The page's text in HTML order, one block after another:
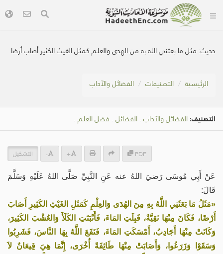
حديث: مثل ما بعثني الله به من الهدى والعلم كمثل الغيث الكثير أصاب أرضا
الرئيسية التصنيفات الفضائل والآداب
التصنيف: الفضائل والآداب . الفضائل . فضل العلم .
PDF
+
- التشكيل
عَنْ أَبِي مُوسَى رَضيَ اللهُ عنه عَنِ النَّبِيِّ صَلَّى اللهُ عَلَيْهِ وَسَلَّمَ
قَالَ:
«مَثَلُ مَا بَعَثَنِي اللَّهُ بِهِ مِنَ الهُدَى وَالعِلْمِ كَمَثَلِ الغَيْثِ الكَثِيرِ أَصَابَ
أَرْضًا، فَكَانَ مِنْهَا نَقِيَّةٌ، قَبِلَتِ المَاءَ، فَأَنْبَتَتِ الكَلَأَ وَالعُشْبَ الكَثِيرَ،
وَكَانَتْ مِنْهَا أَجَادِبُ، أَمْسَكَتِ المَاءَ، فَنَفَعَ اللَّهُ بِهَا النَّاسَ، فَشَرِبُوا
وَسَقَوْا وَزَرَعُوا، وَأَصَابَتْ مِنْهَا طَائِفَةً أُخْرَى، إِنَّمَا هِيَ قِيعَانٌ لاَ